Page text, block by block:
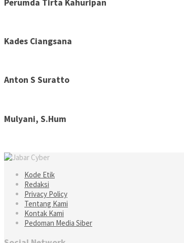
Perumda Tirta Kahuripan
Kades Ciangsana
Anton S Suratto
Mulyani, S.Hum
Kode Etik
Redaksi
Privacy Policy
Tentang Kami
Kontak Kami
Pedoman Media Siber